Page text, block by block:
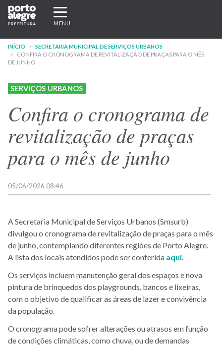
Pular
para
conteúdo
principal
Expandir/recolher
navegação
MENU
INÍCIO
SECRETARIA MUNICIPAL DE SERVIÇOS URBANOS
CONFIRA O CRONOGRAMA DE REVITALIZAÇÃO DE PRAÇAS PARA O MÊS
DE JUNHO
SERVIÇOS URBANOS
Confira o cronograma de
revitalização de praças
para o mês de junho
05/06/2026 08:46
A Secretaria Municipal de Serviços Urbanos (Smsurb)
divulgou o cronograma de revitalização de praças para o mês
de junho, contemplando diferentes regiões de Porto Alegre.
A lista dos locais atendidos pode ser conferida aqui
Os serviços incluem manutenção geral dos espaços e nova
pintura de brinquedos dos playgrounds, bancos e lixeiras,
com o objetivo de qualificar as áreas de lazer e convivência
da população.
O cronograma pode sofrer alterações ou atrasos em função
de condições climáticas, como chuva, ou de demandas